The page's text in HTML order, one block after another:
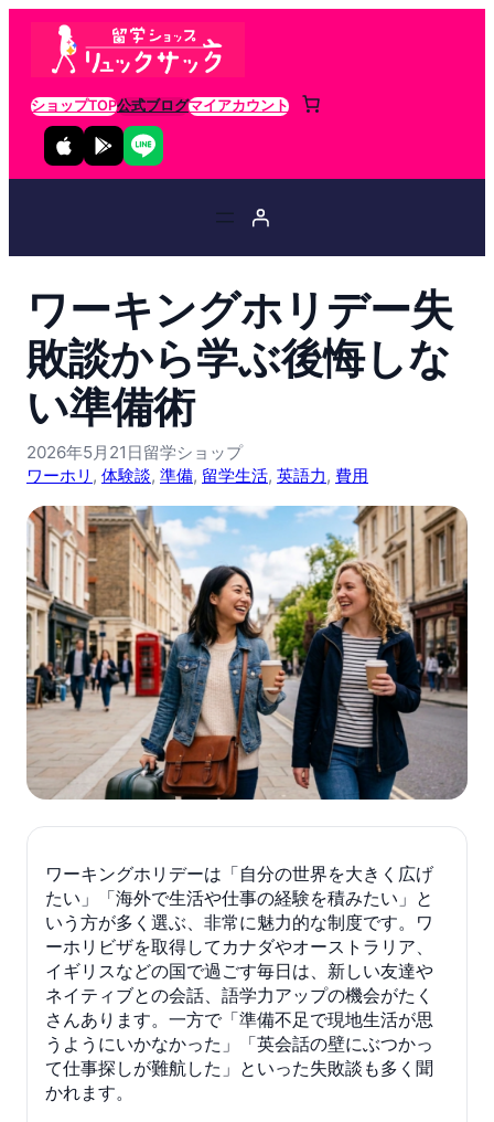
ショップTOP公式ブログマイアカウント
ワーキングホリデー失
敗談から学ぶ後悔しな
い準備術
2026年5月21日留学ショップ
ワーホリ , 体験談, 準備, 留学生活, 英語力, 費用
ワーキングホリデーは「自分の世界を大きく広げ
たい」「海外で生活や仕事の経験を積みたい」と
いう方が多く選ぶ、非常に魅力的な制度です。ワ
ーホリビザを取得してカナダやオーストラリア、
イギリスなどの国で過ごす毎日は、新しい友達や
ネイティブとの会話、語学力アップの機会がたく
さんあります。一方で「準備不足で現地生活が思
うようにいかなかった」「英会話の壁にぶつかっ
て仕事探しが難航した」といった失敗談も多く聞
かれます。